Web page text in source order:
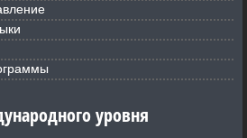
уровня